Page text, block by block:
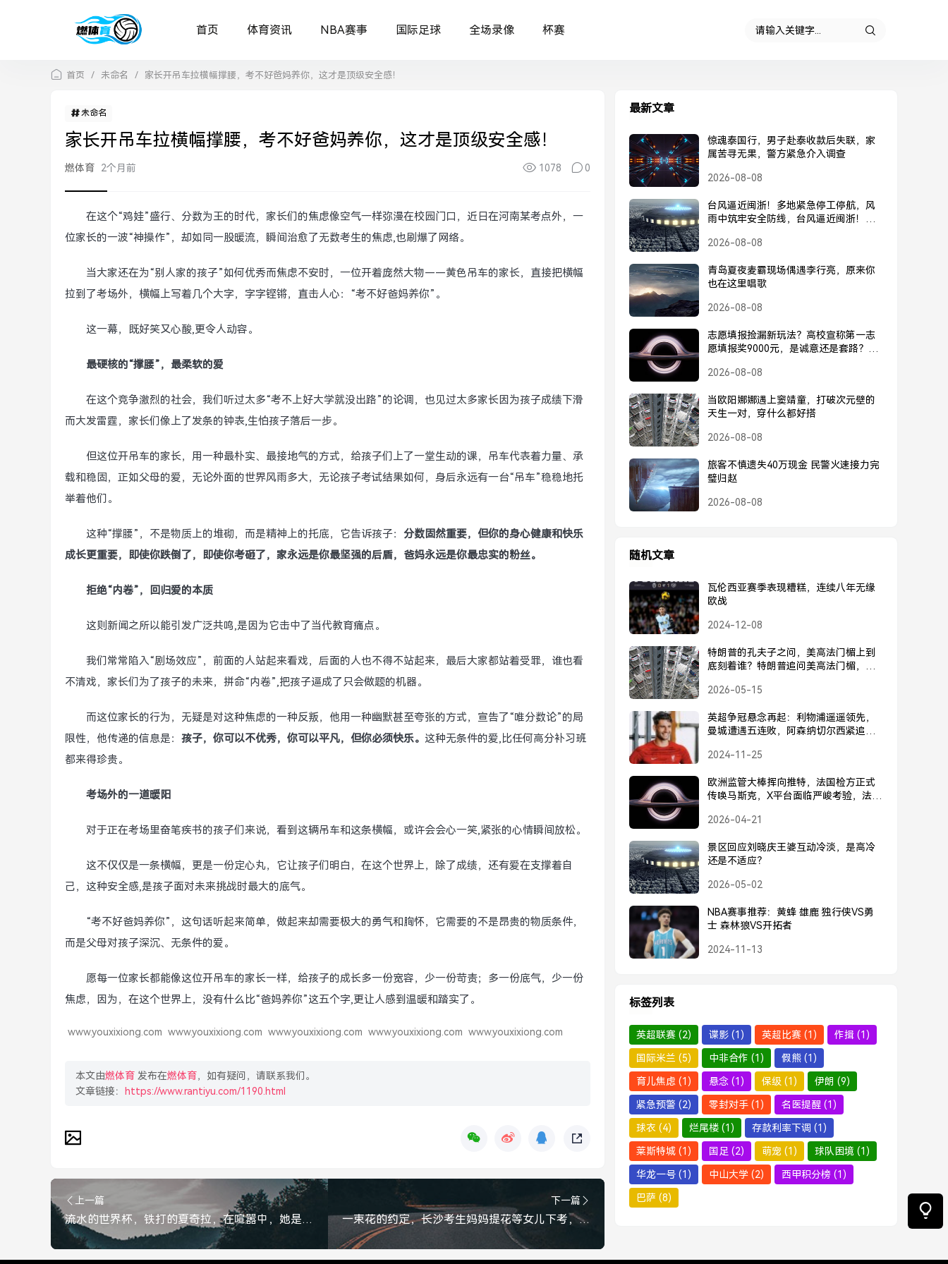
首页 体育资讯 NBA赛事 国际足球 全场录像 杯赛
首页 / 未命名 / 家长开吊车拉横幅撑腰，考不好爸妈养你，这才是顶级安全感！
未命名
家长开吊车拉横幅撑腰，考不好爸妈养你，这才是顶级安全感！
燃体育 2个月前 1078 0
在这个“鸡娃”盛行、分数为王的时代，家长们的焦虑像空气一样弥漫在校园门口，近日在河南某考点外，一
位家长的一波“神操作”，却如同一股暖流，瞬间治愈了无数考生的焦虑,也刷爆了网络。
当大家还在为“别人家的孩子”如何优秀而焦虑不安时，一位开着庞然大物——黄色吊车的家长，直接把横幅
拉到了考场外，横幅上写着几个大字，字字铿锵，直击人心：“考不好爸妈养你”。
这一幕，既好笑又心酸,更令人动容。
最硬核的“撑腰”，最柔软的爱
在这个竞争激烈的社会，我们听过太多“考不上好大学就没出路”的论调，也见过太多家长因为孩子成绩下滑
而大发雷霆，家长们像上了发条的钟表,生怕孩子落后一步。
但这位开吊车的家长，用一种最朴实、最接地气的方式，给孩子们上了一堂生动的课，吊车代表着力量、承
载和稳固，正如父母的爱，无论外面的世界风雨多大，无论孩子考试结果如何，身后永远有一台“吊车”稳稳地托
举着他们。
这种“撑腰”，不是物质上的堆砌，而是精神上的托底，它告诉孩子： 分数固然重要，但你的身心健康和快乐
成长更重要，即使你跌倒了，即使你考砸了，家永远是你最坚强的后盾，爸妈永远是你最忠实的粉丝。
拒绝“内卷”，回归爱的本质
这则新闻之所以能引发广泛共鸣,是因为它击中了当代教育痛点。
我们常常陷入“剧场效应”，前面的人站起来看戏，后面的人也不得不站起来，最后大家都站着受罪，谁也看
不清戏，家长们为了孩子的未来，拼命“内卷”,把孩子逼成了只会做题的机器。
而这位家长的行为，无疑是对这种焦虑的一种反叛，他用一种幽默甚至夸张的方式，宣告了“唯分数论”的局
限性，他传递的信息是： 孩子，你可以不优秀，你可以平凡，但你必须快乐。 这种无条件的爱,比任何高分补习班
都来得珍贵。
考场外的一道暖阳
对于正在考场里奋笔疾书的孩子们来说，看到这辆吊车和这条横幅，或许会会心一笑,紧张的心情瞬间放松。
这不仅仅是一条横幅，更是一份定心丸，它让孩子们明白，在这个世界上，除了成绩，还有爱在支撑着自
己，这种安全感,是孩子面对未来挑战时最大的底气。
“考不好爸妈养你”，这句话听起来简单，做起来却需要极大的勇气和胸怀，它需要的不是昂贵的物质条件，
而是父母对孩子深沉、无条件的爱。
愿每一位家长都能像这位开吊车的家长一样，给孩子的成长多一份宽容，少一份苛责；多一份底气，少一份
焦虑，因为，在这个世界上，没有什么比“爸妈养你”这五个字,更让人感到温暖和踏实了。
www.youxixiong.com www.youxixiong.com www.youxixiong.com www.youxixiong.com www.youxixiong.com
本文由燃体育 发布在燃体育，如有疑问，请联系我们。
文章链接：
https://www.rantiyu.com/1190.html
上一篇
流水的世界杯，铁打的夏奇拉，在喧嚣中，她是永不落幕的狂欢符号，流水的世界杯，铁打的夏奇拉，喧嚣中永不落幕的狂欢符号
下一篇
一束花的约定，长沙考生妈妈提花等女儿下考，这一幕温暖了整个夏天，长沙妈妈提花苦等女儿下考，这一幕温暖了整个夏天
最新文章
惊魂泰国行，男子赴泰收款后失联，家
属苦寻无果，警方紧急介入调查
2026-08-08
台风逼近闽浙！多地紧急停工停航，风
雨中筑牢安全防线，台风逼近闽浙！多
2026-08-08
青岛夏夜麦霸现场偶遇李行亮，原来你
也在这里唱歌
2026-08-08
志愿填报捡漏新玩法？高校宣称第一志
愿填报奖9000元，是诚意还是套路？高
套路？
2026-08-08
当欧阳娜娜遇上窦靖童，打破次元壁的
天生一对，穿什么都好搭
2026-08-08
旅客不慎遗失40万现金 民警火速接力完
璧归赵
2026-08-08
随机文章
瓦伦西亚赛季表现糟糕，连续八年无缘
欧战
2024-12-08
特朗普的孔夫子之问，美高法门楣上到
底刻着谁？特朗普追问美高法门楣，历
2026-05-15
英超争冠悬念再起：利物浦遥遥领先，
曼城遭遇五连败，阿森纳切尔西紧追不
2024-11-25
欧洲监管大棒挥向推特，法国检方正式
传唤马斯克，X平台面临严峻考验，法国
向X平台
2026-04-21
景区回应刘晓庆王婆互动冷淡，是高冷
还是不适应？
2026-05-02
NBA赛事推荐：黄蜂 雄鹿 独行侠VS勇
士 森林狼VS开拓者
2024-11-13
标签列表
英超联赛 (2) 谍影 (1) 英超比赛 (1) 作揖 (1)
国际米兰 (5) 中非合作 (1) 假熊 (1)
育儿焦虑 (1) 悬念 (1) 保级 (1) 伊朗 (9)
紧急预警 (2) 零封对手 (1) 名医提醒 (1)
球衣 (4) 烂尾楼 (1) 存款利率下调 (1)
莱斯特城 (1) 国足 (2) 萌宠 (1) 球队困境 (1)
华龙一号 (1) 中山大学 (2) 西甲积分榜 (1)
巴萨 (8)